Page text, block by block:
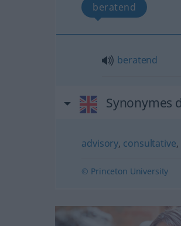
beratend
beratend
Synonymes
advisory, consultative,
© Princeton University